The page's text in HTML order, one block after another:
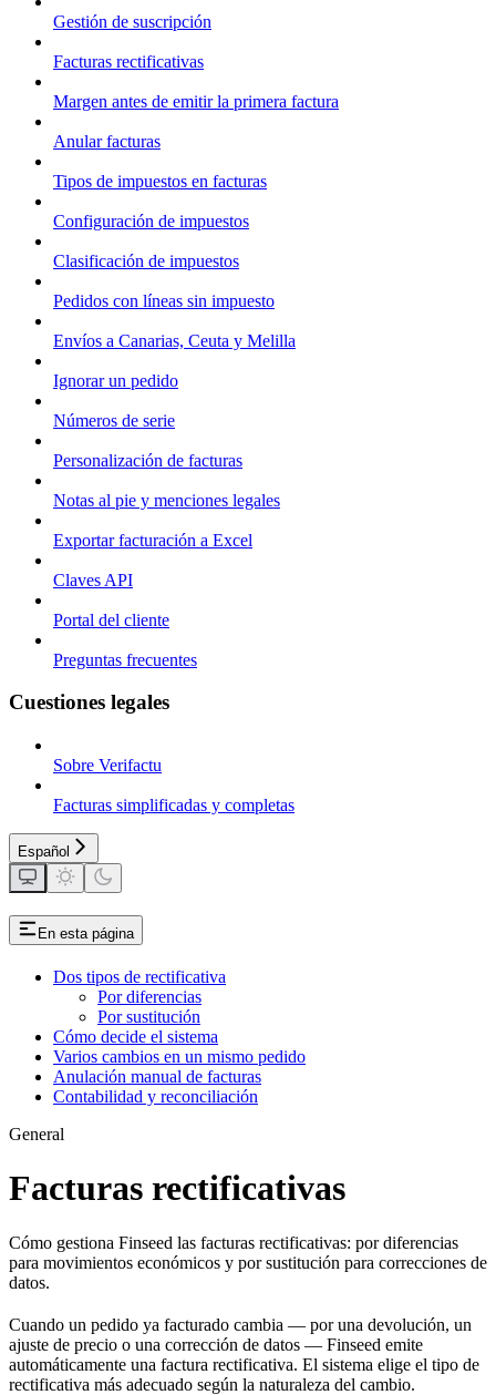
Gestión de suscripción
Facturas rectificativas
Margen antes de emitir la primera factura
Anular facturas
Tipos de impuestos en facturas
Configuración de impuestos
Clasificación de impuestos
Pedidos con líneas sin impuesto
Envíos a Canarias, Ceuta y Melilla
Ignorar un pedido
Números de serie
Personalización de facturas
Notas al pie y menciones legales
Exportar facturación a Excel
Claves API
Portal del cliente
Preguntas frecuentes
Cuestiones legales
Sobre Verifactu
Facturas simplificadas y completas
Español
En esta página
Dos tipos de rectificativa
Por diferencias
Por sustitución
Cómo decide el sistema
Varios cambios en un mismo pedido
Anulación manual de facturas
Contabilidad y reconciliación
General
Facturas rectificativas
Cómo gestiona Finseed las facturas rectificativas: por diferencias
para movimientos económicos y por sustitución para correcciones de
datos.
Cuando un pedido ya facturado cambia — por una devolución, un
ajuste de precio o una corrección de datos — Finseed emite
automáticamente una factura rectificativa. El sistema elige el tipo de
rectificativa más adecuado según la naturaleza del cambio.